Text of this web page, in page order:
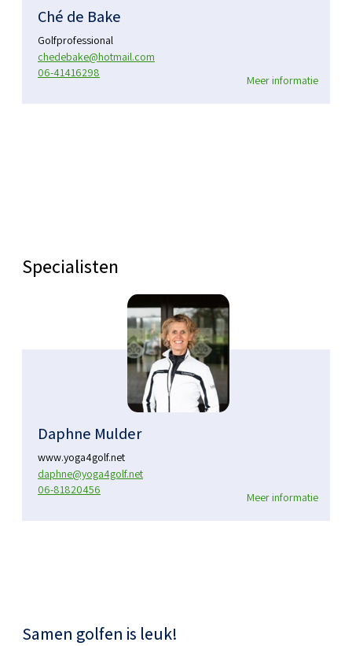
Ché de Bake
Golfprofessional
chedebake@hotmail.com
06-41416298
Meer informatie
Specialisten
Daphne Mulder
www.yoga4golf.net
daphne@yoga4golf.net
06-81820456
Meer informatie
Samen golfen is leuk!